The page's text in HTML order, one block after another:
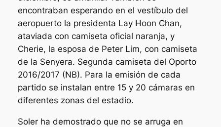
encontraban esperando en el vestíbulo del
aeropuerto la presidenta Lay Hoon Chan,
ataviada con camiseta oficial naranja, y
Cherie, la esposa de Peter Lim, con camiseta
de la Senyera. Segunda camiseta del Oporto
2016/2017 (NB). Para la emisión de cada
partido se instalan entre 15 y 20 cámaras en
diferentes zonas del estadio.
Soler ha demostrado que no se arruga en